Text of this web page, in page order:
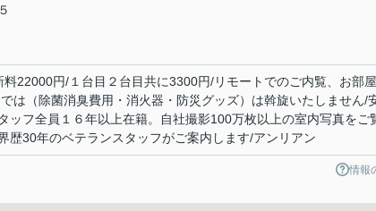
22000円/１台目２台目共に3300円/リモートでのご内覧、お部
は（除菌消臭費用・消火器・防災グッズ）は斡旋いたしません/
ッフ全員１６年以上在籍。自社撮影100万枚以上の室内写真をご
歴30年のベテランスタッフがご案内します/アンリアン
情報